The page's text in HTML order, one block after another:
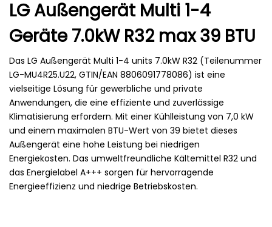
LG Außengerät Multi 1-4
Geräte 7.0kW R32 max 39 BTU
Das LG Außengerät Multi 1-4 units 7.0kW R32 (Teilenummer
LG-MU4R25.U22, GTIN/EAN 8806091778086) ist eine
vielseitige Lösung für gewerbliche und private
Anwendungen, die eine effiziente und zuverlässige
Klimatisierung erfordern. Mit einer Kühlleistung von 7,0 kW
und einem maximalen BTU-Wert von 39 bietet dieses
Außengerät eine hohe Leistung bei niedrigen
Energiekosten. Das umweltfreundliche Kältemittel R32 und
das Energielabel A+++ sorgen für hervorragende
Energieeffizienz und niedrige Betriebskosten.